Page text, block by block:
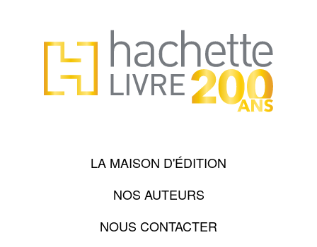
LA MAISON D'ÉDITION
NOS AUTEURS
NOUS CONTACTER